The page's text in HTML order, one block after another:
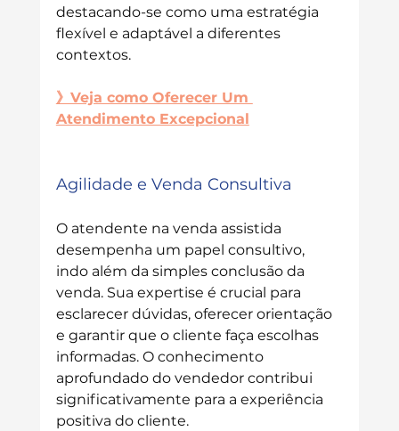
destacando-se como uma estratégia
flexível e adaptável a diferentes
contextos.
》Veja como Oferecer Um
Atendimento Excepcional
Agilidade e Venda Consultiva
O atendente na venda assistida
desempenha um papel consultivo,
indo além da simples conclusão da
venda. Sua expertise é crucial para
esclarecer dúvidas, oferecer orientação
e garantir que o cliente faça escolhas
informadas. O conhecimento
aprofundado do vendedor contribui
significativamente para a experiência
positiva do cliente.